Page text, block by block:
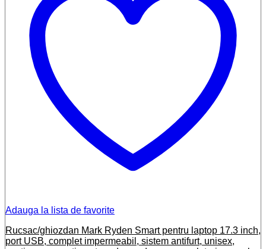
Adauga la lista de favorite
Rucsac/ghiozdan Mark Ryden Smart pentru laptop 17.3 inch,
port USB, complet impermeabil, sistem antifurt, unisex,